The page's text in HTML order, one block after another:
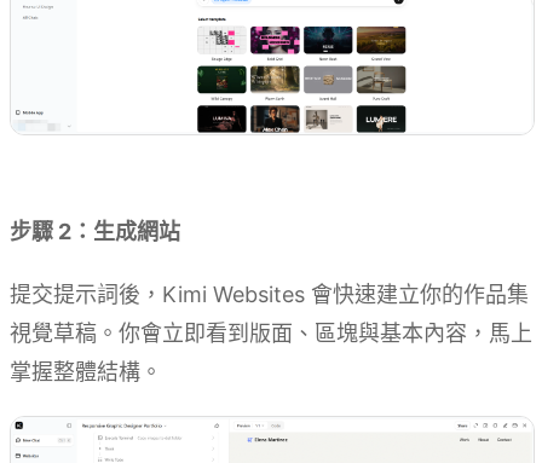
步驟 2：生成網站
提交提示詞後，Kimi Websites 會快速建立你的作品集
視覺草稿。你會立即看到版面、區塊與基本內容，馬上
掌握整體結構。